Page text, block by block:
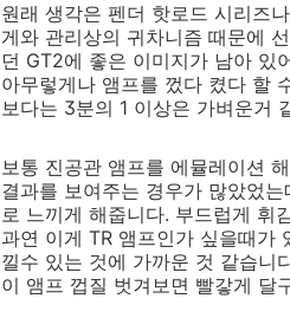
원래 생각은 펜더 핫로드 시리즈
게와 관리상의 귀차니즘 때문에
던 GT2에 좋은 이미지가 남아 있
아무렇게나 앰프를 껐다 켰다 할
보다는 3분의 1 이상은 가벼운거
보통 진공관 앰프를 에뮬레이션
결과를 보여주는 경우가 많았었
로 느끼게 해줍니다. 부드럽게 휘
과연 이게 TR 앰프인가 싶을때가
낄수 있는 것에 가까운 것 같습니
이 앰프 껍질 벗겨보면 빨갛게 달